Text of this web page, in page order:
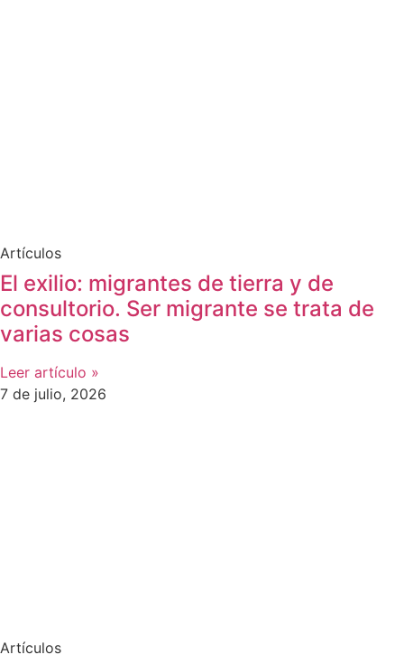
Artículos
El exilio: migrantes de tierra y de
consultorio. Ser migrante se trata de
varias cosas
Leer artículo »
7 de julio, 2026
Artículos